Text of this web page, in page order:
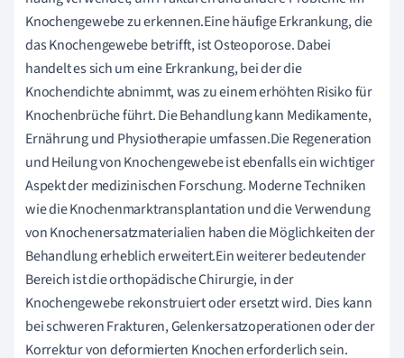
Knochengewebe zu erkennen.Eine häufige Erkrankung, die
das Knochengewebe betrifft, ist Osteoporose. Dabei
handelt es sich um eine Erkrankung, bei der die
Knochendichte abnimmt, was zu einem erhöhten Risiko für
Knochenbrüche führt. Die Behandlung kann Medikamente,
Ernährung und Physiotherapie umfassen.Die Regeneration
und Heilung von Knochengewebe ist ebenfalls ein wichtiger
Aspekt der medizinischen Forschung. Moderne Techniken
wie die Knochenmarktransplantation und die Verwendung
von Knochenersatzmaterialien haben die Möglichkeiten der
Behandlung erheblich erweitert.Ein weiterer bedeutender
Bereich ist die orthopädische Chirurgie, in der
Knochengewebe rekonstruiert oder ersetzt wird. Dies kann
bei schweren Frakturen, Gelenkersatzoperationen oder der
Korrektur von deformierten Knochen erforderlich sein.